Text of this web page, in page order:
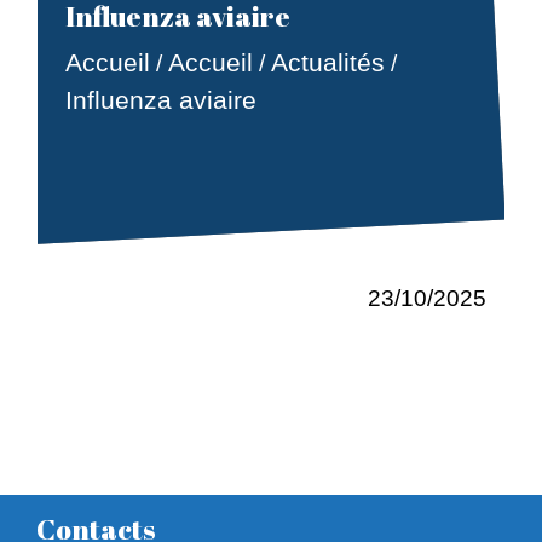
Influenza aviaire
Accueil /Accueil /Actualités /
Influenza aviaire
23/10/2025
Contacts